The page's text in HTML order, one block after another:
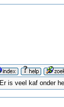
is veel kaf onder